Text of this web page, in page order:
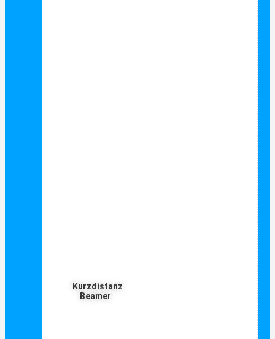
Kurzdistanz
Beamer